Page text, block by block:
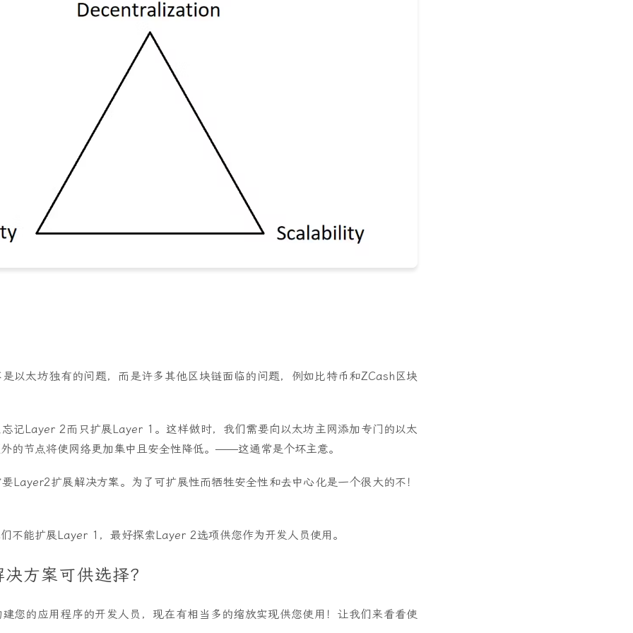
以太坊独有的问题，而是许多其他区块链面临的问题，例如 比特币 和ZCash 区块
记Layer 2而只扩展Layer 1。这样做时，我们需要向以太坊主网添加专门的以太
的节点将使网络更加集中且安全性降低。——这通常是个坏主意。
Layer2扩展解决方案。为了可扩展性而牺牲安全性和去中心化是一个很大的不！
不能扩展Layer 1，最好探索Layer 2选项供您作为开发人员使用。
方案可供选择？
您的应用程序的开发人员，现在有相当多的缩放实现供您使用！让我们来看看使